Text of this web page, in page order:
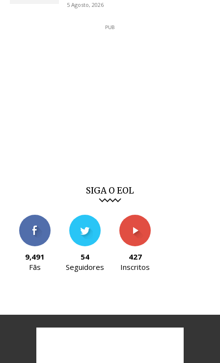
5 Agosto, 2026
PUB
SIGA O EOL
9,491
Fãs
54
Seguidores
427
Inscritos